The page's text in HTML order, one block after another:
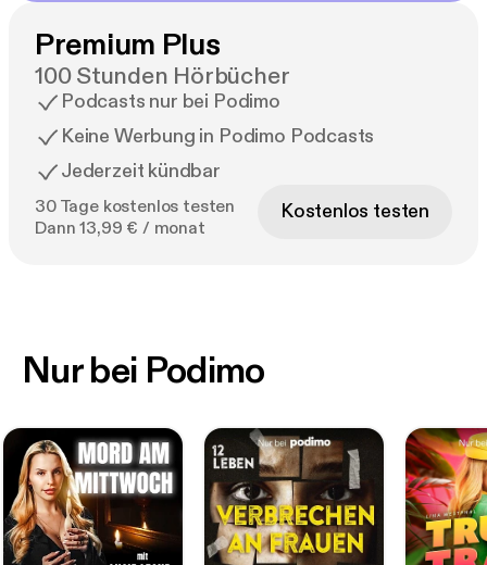
Premium Plus
100 Stunden Hörbücher
Podcasts nur bei Podimo
Keine Werbung in Podimo Podcasts
Jederzeit kündbar
30 Tage kostenlos testen
Dann 13,99 € / monat
Kostenlos testen
Nur bei Podimo